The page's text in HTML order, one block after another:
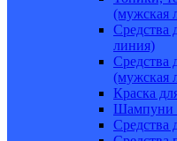
(мужская
Средства
линия)
Средства
(мужская
Краска
Шампуни
Средства